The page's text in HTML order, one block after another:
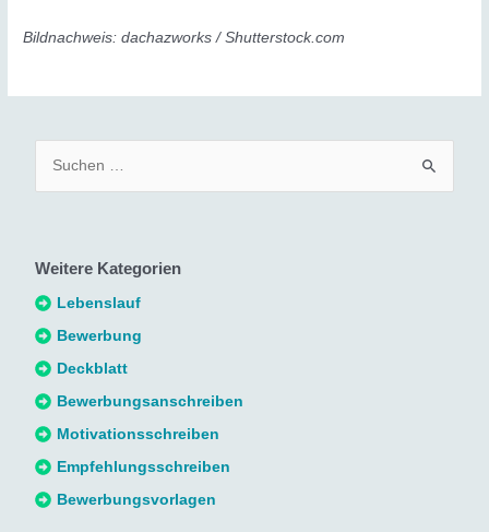
Bildnachweis: dachazworks / Shutterstock.com
e
n
n
a
c
Weitere Kategorien
Lebenslauf
Bewerbung
Deckblatt
Bewerbungsanschreiben
Motivationsschreiben
Empfehlungsschreiben
Bewerbungsvorlagen